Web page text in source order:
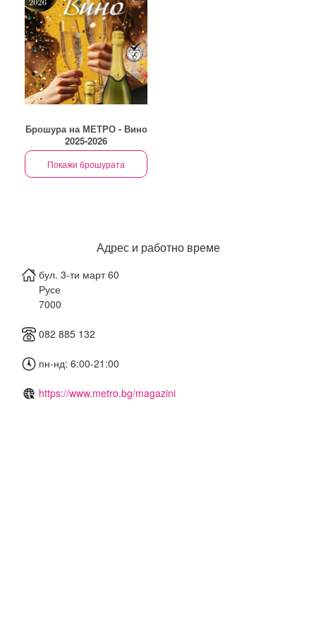
Брошура на МЕТРО - Вино
2025-2026
Покажи брошурата
Адрес и работно време
бул. 3-ти март 60
Русе
7000
082 885 132
пн-нд: 6:00-21:00
https://www.metro.bg/magazini